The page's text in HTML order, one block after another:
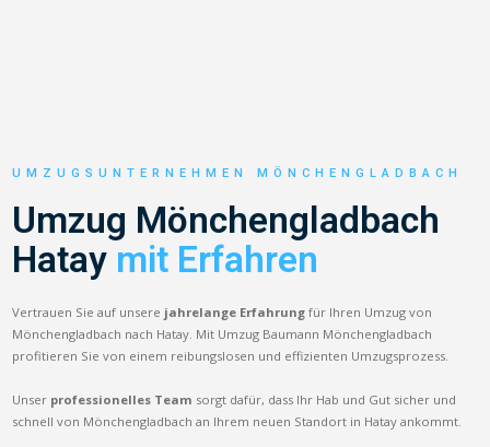
UMZUGSUNTERNEHMEN MÖNCHENGLADBACH
Umzug Mönchengladbach
Hatay mit Erfahren
Vertrauen Sie auf unsere jahrelange Erfahrung für Ihren Umzug von
Mönchengladbach nach Hatay. Mit Umzug Baumann Mönchengladbach
profitieren Sie von einem reibungslosen und effizienten Umzugsprozess.
Unser professionelles Team sorgt dafür, dass Ihr Hab und Gut sicher und
schnell von Mönchengladbach an Ihrem neuen Standort in Hatay ankommt.